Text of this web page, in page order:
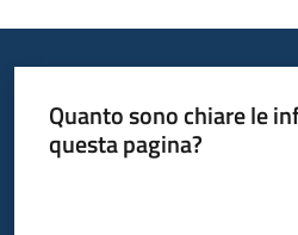
Informazioni
Quanto sono chiare le
questa pagina?